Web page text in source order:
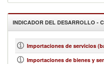
INDICADOR DEL DESARROLLO -
Importaciones de servicios
Importaciones de bienes y